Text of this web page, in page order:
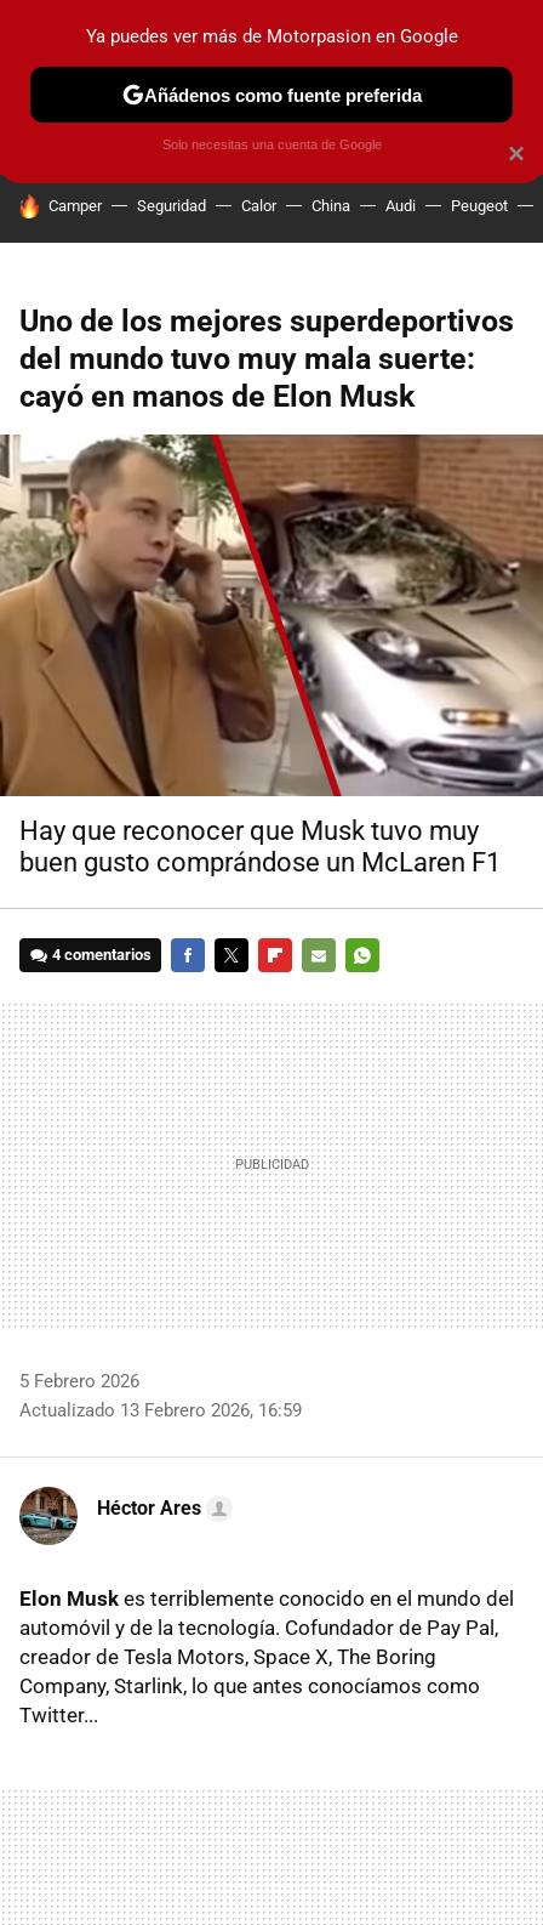
PRUEBAS COCHES ELÉCTRICOS OBSERVATORIO
HOY SE HABLA DE
Camper Seguridad Calor China Audi Peugeot
Uno de los mejores superdeportivos
del mundo tuvo muy mala suerte:
cayó en manos de Elon Musk
Hay que reconocer que Musk tuvo muy
buen gusto comprándose un McLaren F1
4 comentarios
MAIL
5 Febrero 2026
Actualizado 13 Febrero 2026, 16:59
Héctor Ares
Elon Musk es terriblemente conocido en el mundo del
automóvil y de la tecnología. Cofundador de Pay Pal,
creador de Tesla Motors, Space X, The Boring
Company, Starlink, lo que antes conocíamos como
Twitter...
×
Ya puedes ver más de Motorpasion en Google
Añádenos como fuente preferida
Solo necesitas una cuenta de Google